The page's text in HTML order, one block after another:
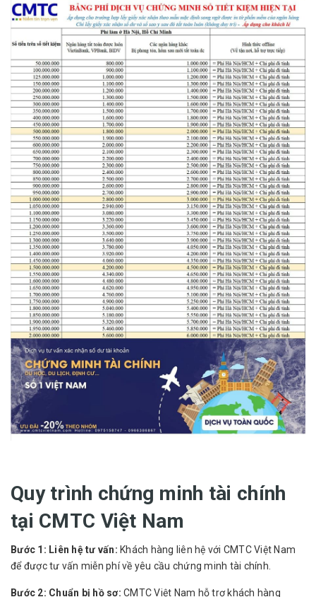
Quy trình chứng minh tài chính
tại CMTC Việt Nam
Bước 1: Liên hệ tư vấn: Khách hàng liên hệ với CMTC Việt Nam
để được tư vấn miễn phí về yêu cầu chứng minh tài chính.
Bước 2: Chuẩn bị hồ sơ: CMTC Việt Nam hỗ trợ khách hàng